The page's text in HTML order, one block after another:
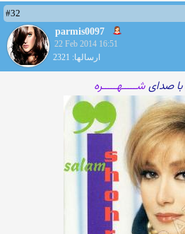
#32
parmis0097
22 Feb 2014 16:51
ارسالها: 2321
با صدایشـــــهـــــره